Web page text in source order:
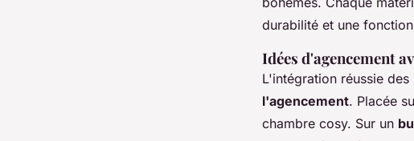
durabilité et une
Idées d'agencement
L'intégration réussie
l'agencement. Placée
chambre cosy. Sur un